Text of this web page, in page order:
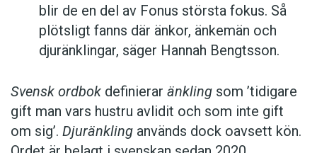
blir de en del av Fonus största fokus. Så
plötsligt fanns där änkor, änkemän och
djuränklingar, säger Hannah Bengtsson.
Svensk ordbok definierar änkling som ’tidigare
gift man vars hustru av­lidit och som inte gift
om sig’. Djuränkling används dock oavsett kön.